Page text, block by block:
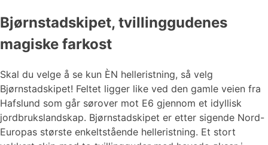
Bjørnstadskipet, tvillinggudenes
magiske farkost
Skal du velge å se kun ÈN helleristning, så velg
Bjørnstadskipet! Feltet ligger like ved den gamle veien fra
Hafslund som går sørover mot E6 gjennom et idyllisk
jordbrukslandskap. Bjørnstadskipet er etter sigende Nord-
Europas største enkeltstående helleristning. Et stort